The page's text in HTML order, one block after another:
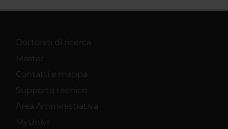
Dottorati di ricerca
Master
Contatti e mappa
Supporto tecnico
Area Amministrativa
MyUnivr